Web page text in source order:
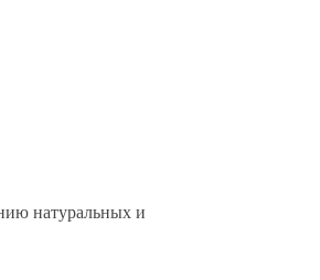
натуральных и